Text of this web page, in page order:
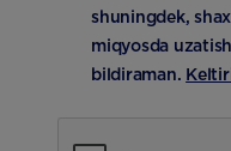
shuningdek,
miqyosda
bildiraman.